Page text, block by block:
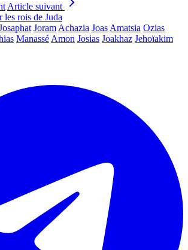
Article suivant
les rois de Juda
Joram Achazia Joas Amatsia Ozias
Manassé Amon Josias Joakhaz Jehoïakim